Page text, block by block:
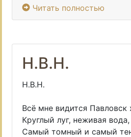
Читать полностью
Н.В.Н.
Н.В.Н.
Всё мне видится Павловск
Круглый луг, неживая вода,
Самый томный и самый